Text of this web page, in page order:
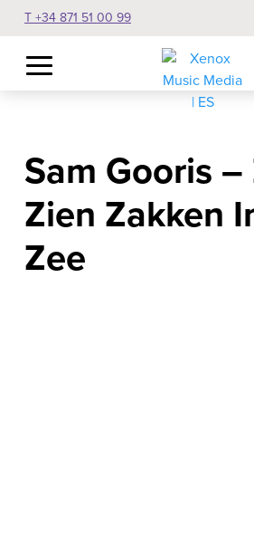
T +34 871 51 00 99
Sam Gooris
Zien Zakken
Zee